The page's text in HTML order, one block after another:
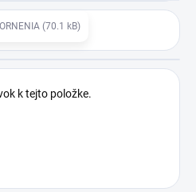
(70.1 kB)
k tejto položke.